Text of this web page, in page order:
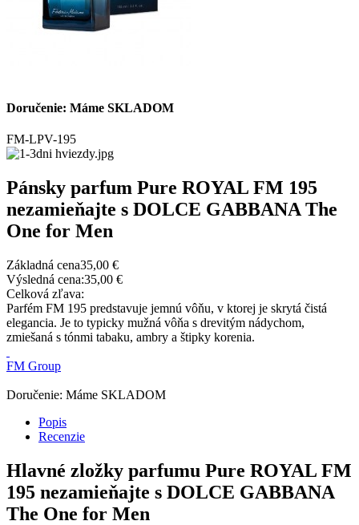
Doručenie: Máme SKLADOM
FM-LPV-195
Pánsky parfum Pure ROYAL FM 195
nezamieňajte s DOLCE GABBANA The
One for Men
Základná cena35,00 €
Výsledná cena:35,00 €
Celková zľava:
Parfém FM 195 predstavuje jemnú vôňu, v ktorej je skrytá čistá
elegancia. Je to typicky mužná vôňa s drevitým nádychom,
zmiešaná s tónmi tabaku, ambry a štipky korenia.
FM Group
Doručenie: Máme SKLADOM
Popis
Recenzie
Hlavné zložky parfumu Pure ROYAL FM
195 nezamieňajte s DOLCE GABBANA
The One for Men